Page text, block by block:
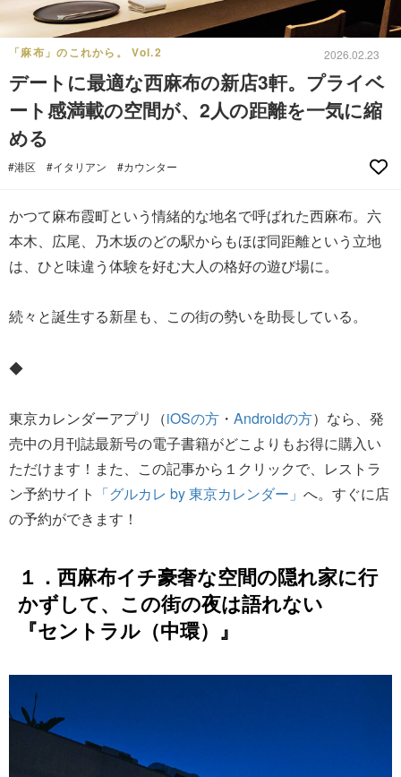
「麻布」のこれから。 Vol.2 2026.02.23
デートに最適な西麻布の新店3軒。プライベ
ート感満載の空間が、2人の距離を一気に縮
める
#港区 #イタリアン #カウンター
かつて麻布霞町という情緒的な地名で呼ばれた西麻布。六
本木、広尾、乃木坂のどの駅からもほぼ同距離という立地
は、ひと味違う体験を好む大人の格好の遊び場に。
続々と誕生する新星も、この街の勢いを助長している。
◆
東京カレンダーアプリ（iOSの方 ・ Androidの方）なら、発
売中の月刊誌最新号の電子書籍がどこよりもお得に購入い
ただけます！また、この記事から１クリックで、レストラ
ン予約サイト 「グルカレ by 東京カレンダー」 へ。すぐに店
の予約ができます！
１．西麻布イチ豪奢な空間の隠れ家に行
かずして、この街の夜は語れない
『セントラル（中環）』